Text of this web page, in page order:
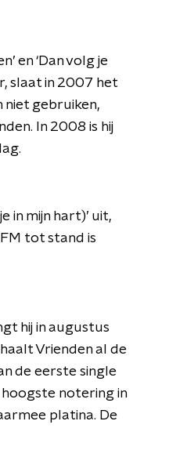
en ‘Dan volg je
slaat in 2007 het
niet gebruiken,
In 2008 is hij
in mijn hart)’ uit,
tot stand is
hij in augustus
Vrienden al de
de eerste single
notering in
platina. De